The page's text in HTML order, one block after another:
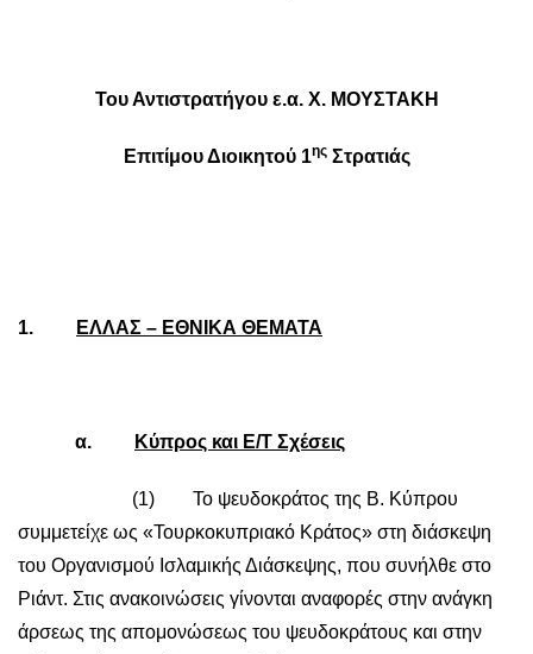
Του Αντιστρατήγου ε.α. Χ. ΜΟΥΣΤΑΚΗ
Επιτίμου Διοικητού 1ηςΣτρατιάς
1. ΕΛΛΑΣ – ΕΘΝΙΚΑ ΘΕΜΑΤΑ
α. Κύπρος και Ε/Τ Σχέσεις
(1) Το ψευδοκράτος της Β. Κύπρου
συμμετείχε ως «Τουρκοκυπριακό Κράτος» στη διάσκεψη
του Οργανισμού Ισλαμικής Διάσκεψης, που συνήλθε στο
Ριάντ. Στις ανακοινώσεις γίνονται αναφορές στην ανάγκη
άρσεως της απομονώσεως του ψευδοκράτους και στην